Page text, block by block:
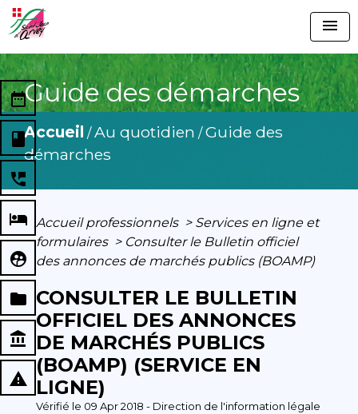
menu
Guide des démarches
Accueil /Au quotidien /Guide des
démarches
date_range
book
perm_phone_msg
local_hotel
supervised_user_circle
folder
account_balance
report_problem
Accueil professionnels > Services en ligne et
formulaires > Consulter le Bulletin officiel
des annonces de marchés publics (BOAMP)
CONSULTER LE BULLETIN
OFFICIEL DES ANNONCES
DE MARCHÉS PUBLICS
(BOAMP) (SERVICE EN
LIGNE)
Vérifié le 09 Apr 2018 - Direction de l'information légale